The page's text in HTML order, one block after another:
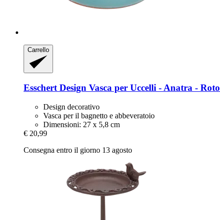
Carrello
Esschert Design Vasca per Uccelli -​ Anatra -​
Design decorativo
Vasca per il bagnetto e abbeveratoio
Dimensioni: 27 x 5,8 cm
€ 20,99
Consegna entro il giorno 13 agosto